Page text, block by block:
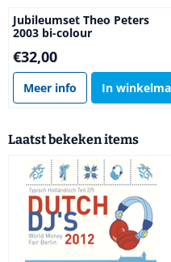
Jubileumset Theo Peters
2003 bi-colour
Prijs: 32,00
€32,00
Meer info In
Laatst bekeken items